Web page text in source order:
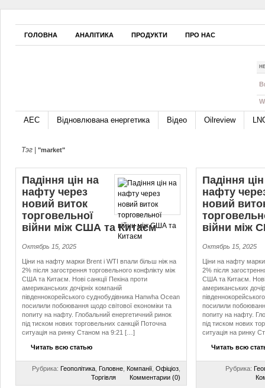
ГОЛОВНА АНАЛІТИКА ПРОДУКТИ ПРО НАС
АЕС Відновлювана енергетика Відео Oilreview
Тэг | "market"
Падіння цін на
нафту через
новий виток
торговельної
війни між США та Китаєм
Октябрь 15, 2025
Ціни на нафту марки Brent і WTI впали більш ніж на
2% після загострення торговельного конфлікту між
США та Китаєм. Нові санкції Пекіна проти
американських дочірніх компаній
південнокорейського суднобудівника Hanwha Ocean
посилили побоювання щодо світової економіки та
попиту на нафту. Глобальний енергетичний ринок
під тиском нових торговельних санкцій Поточна
ситуація на ринку Станом на 9:21 […]
Читать всю статью
Рубрика: Геополітика Головне Компанії Офіціоз
Торгівля
Комментарии (0)
Падіння
нафту
новий
війни між
Октябрь 15, 2025
Ціни на нафту
2% після
США та Китаєм. Нові
американських
посилили
попиту на нафту.
під тиском нових
ситуація на ринку
Читать всю
Рубрика: